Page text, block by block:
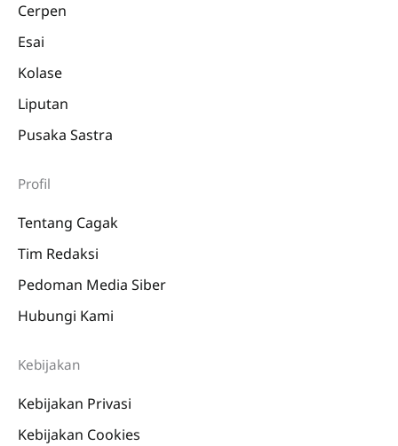
Cerpen
Esai
Kolase
Liputan
Pusaka Sastra
Profil
Tentang Cagak
Tim Redaksi
Pedoman Media Siber
Hubungi Kami
Kebijakan
Kebijakan Privasi
Kebijakan Cookies